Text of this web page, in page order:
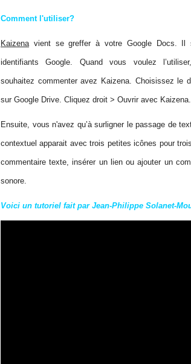
Comment l'utiliser?
Kaizena vient se greffer à votre Google Docs. Il
identifiants Google. Quand vous voulez
souhaitez commenter avez Kaizena. Choisissez le
sur Google Drive. Cliquez droit > Ouvrir avec Kaizena.
Ensuite, vous n'avez qu’à surligner le passage de
contextuel apparait avec trois petites icônes pour
commentaire texte, insérer un lien ou ajouter un
sonore.
Voici un tutoriel fait par Jean-Philippe Solanet-